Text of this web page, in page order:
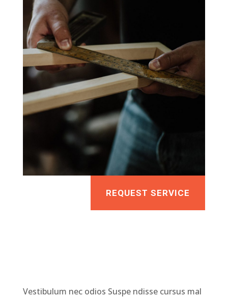
REQUEST SERVICE
Vestibulum nec odios Suspe ndisse cursus mal